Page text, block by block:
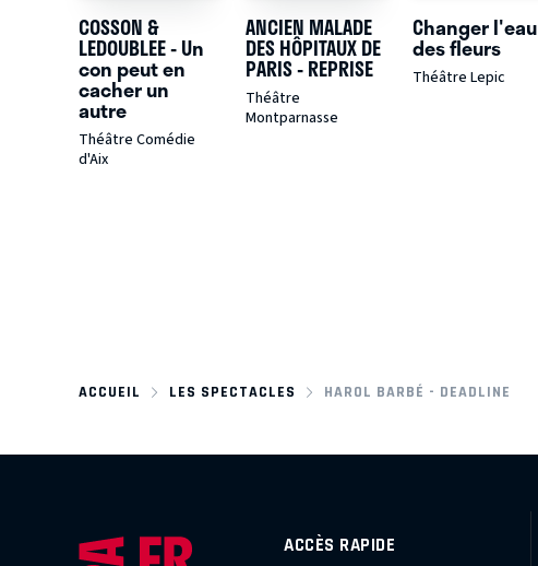
COSSON &
LEDOUBLEE - Un
con peut en
cacher un
autre
Théâtre Comédie
d'Aix
ANCIEN MALADE
DES HÔPITAUX DE
PARIS - REPRISE
Théâtre
Montparnasse
Changer l'eau
des fleurs
Théâtre Lepic
ACCUEIL LES SPECTACLES HAROL BARBÉ - DEADLINE
ACCÈS RAPIDE